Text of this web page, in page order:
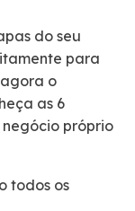
do seu
para
o
as 6
próprio
todos os